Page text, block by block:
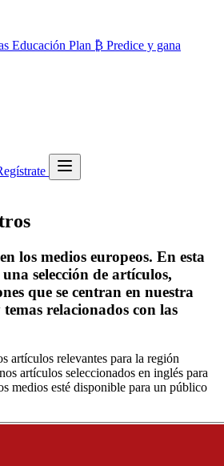
Educación Plan ₿ Predice y gana
los medios europeos. En esta
selección de artículos,
que se centran en nuestra
relacionados con las
artículos relevantes para la región
artículos seleccionados en inglés para
medios esté disponible para un público